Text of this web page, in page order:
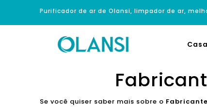
Purificador de ar de Olansi, limpador de ar,
Casa
Se você quiser saber mais sobre o